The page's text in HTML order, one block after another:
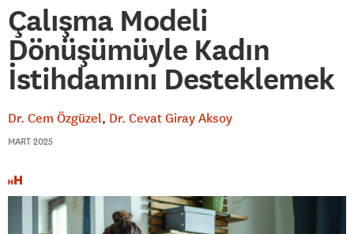
Çalışma Modeli
Dönüşümüyle Kadın
İstihdamını Desteklemek
Dr. Cem Özgüzel Dr. Cevat Giray Aksoy
MART 2025